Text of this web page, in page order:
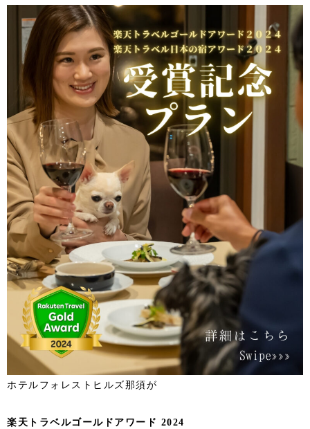
ホテルフォレストヒルズ那須が
楽天トラベルゴールドアワード 2024